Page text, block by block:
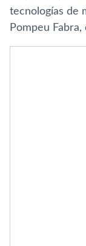
tecnologías de
Pompeu